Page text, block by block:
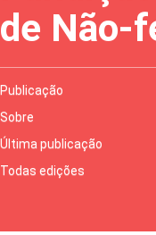
de Não-
Publicação
Sobre
Última publicação
Todas edições